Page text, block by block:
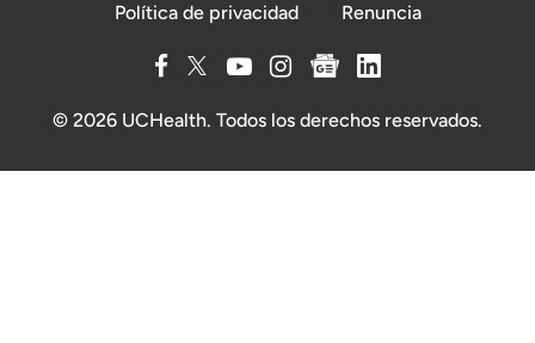
Política de privacidad Renuncia
© 2026 UCHealth. Todos los derechos reservados.